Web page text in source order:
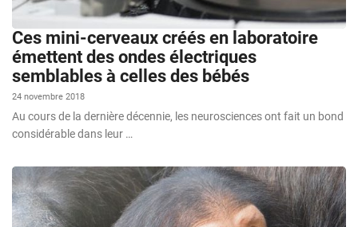
Ces mini-cerveaux créés en laboratoire
émettent des ondes électriques
semblables à celles des bébés
24 novembre 2018
Au cours de la dernière décennie, les neurosciences ont fait un bond
considérable dans leur …